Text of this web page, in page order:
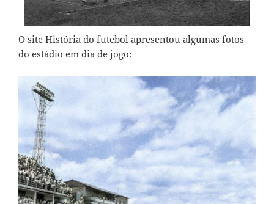
O site História do futebol apresentou algumas fotos
do estádio em dia de jogo: